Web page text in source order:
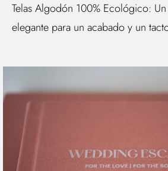
Telas Algodón 100% Ecológico:
elegante para un acabado y un